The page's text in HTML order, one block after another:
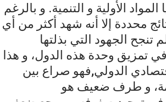
الأولية و التنمية. و بالرغم
محددة إلا أنه شهد أكثر من أي
الجهود التي بذلتها
في تمزيق وحدة هذه الدول، و هذا
الدولي,فهو صراع بين
و طرف ضعيف هو